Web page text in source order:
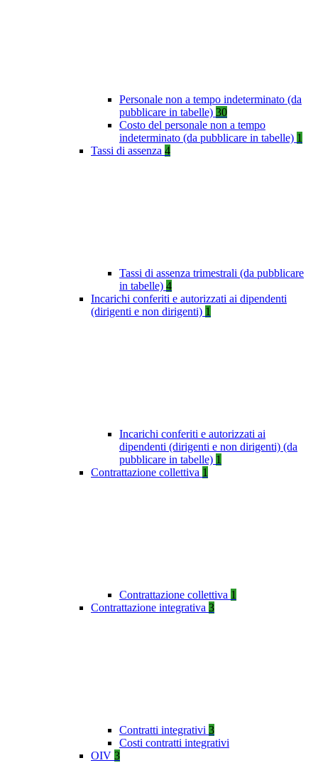
Personale non a tempo indeterminato (da
pubblicare in tabelle) 30
Costo del personale non a tempo
indeterminato (da pubblicare in tabelle) 1
Tassi di assenza 4
Tassi di assenza trimestrali (da pubblicare
in tabelle) 4
Incarichi conferiti e autorizzati ai dipendenti
(dirigenti e non dirigenti) 1
Incarichi conferiti e autorizzati ai
dipendenti (dirigenti e non dirigenti) (da
pubblicare in tabelle) 1
Contrattazione collettiva 1
Contrattazione collettiva 1
Contrattazione integrativa 3
Contratti integrativi 3
Costi contratti integrativi
OIV 3